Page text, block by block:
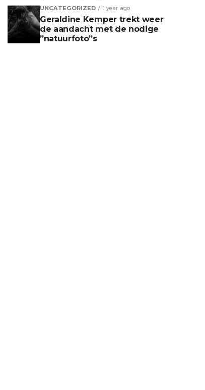
UNCATEGORIZED 1 year ago
Geraldine Kemper trekt weer
de aandacht met de nodige
”natuurfoto”s